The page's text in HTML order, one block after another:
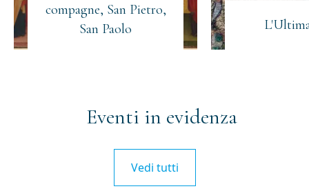
compagne, San Pietro,
San Paolo
Eventi in evidenza
Vedi tutti